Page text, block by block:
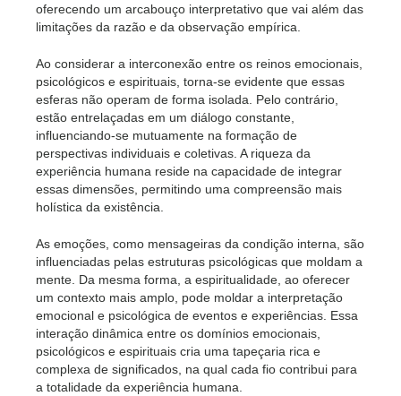
oferecendo um arcabouço interpretativo que vai além das
limitações da razão e da observação empírica.
Ao considerar a interconexão entre os reinos emocionais,
psicológicos e espirituais, torna-se evidente que essas
esferas não operam de forma isolada. Pelo contrário,
estão entrelaçadas em um diálogo constante,
influenciando-se mutuamente na formação de
perspectivas individuais e coletivas. A riqueza da
experiência humana reside na capacidade de integrar
essas dimensões, permitindo uma compreensão mais
holística da existência.
As emoções, como mensageiras da condição interna, são
influenciadas pelas estruturas psicológicas que moldam a
mente. Da mesma forma, a espiritualidade, ao oferecer
um contexto mais amplo, pode moldar a interpretação
emocional e psicológica de eventos e experiências. Essa
interação dinâmica entre os domínios emocionais,
psicológicos e espirituais cria uma tapeçaria rica e
complexa de significados, na qual cada fio contribui para
a totalidade da experiência humana.